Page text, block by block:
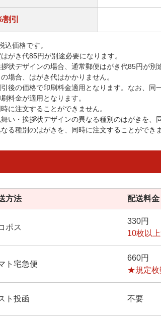
引
価格です。
がき代85円が別途必要になります。
状デザインの場合、通常郵便はがき代85円が別
場合、はがき代はかかりません。
後の価格で印刷料金適用となります。なお、
料金が適用となります。
に注文することができません。
い・挨拶状デザインの異なる種別のはがきを、
る種別のはがきを、同時に注文することができ
方法 配送料金
ポス
330円
10枚以
ト宅急便
660円
★規定枚
ト投函 不要